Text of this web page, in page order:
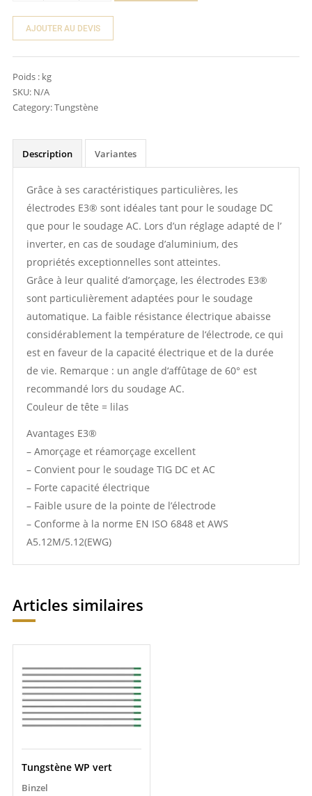
AJOUTER AU DEVIS
Poids : kg
SKU: N/A
Category:Tungstène
Description Variantes
Grâce à ses caractéristiques particulières, les
électrodes E3® sont idéales tant pour le soudage DC
que pour le soudage AC. Lors d’un réglage adapté de l’
inverter, en cas de soudage d’aluminium, des
propriétés exceptionnelles sont atteintes.
Grâce à leur qualité d’amorçage, les électrodes E3®
sont particulièrement adaptées pour le soudage
automatique. La faible résistance électrique abaisse
considérablement la température de l‘électrode, ce qui
est en faveur de la capacité électrique et de la durée
de vie. Remarque : un angle d‘affûtage de 60° est
recommandé lors du soudage AC.
Couleur de tête = lilas
Avantages E3®
– Amorçage et réamorçage excellent
– Convient pour le soudage TIG DC et AC
– Forte capacité électrique
– Faible usure de la pointe de l’électrode
– Conforme à la norme EN ISO 6848 et AWS
A5.12M/5.12(EWG)
Articles similaires
Tungstène WP vert
Binzel